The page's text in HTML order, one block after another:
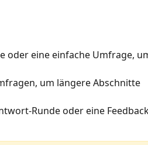
oder eine einfache Umfrage,
um längere Abschnitte
Runde oder eine